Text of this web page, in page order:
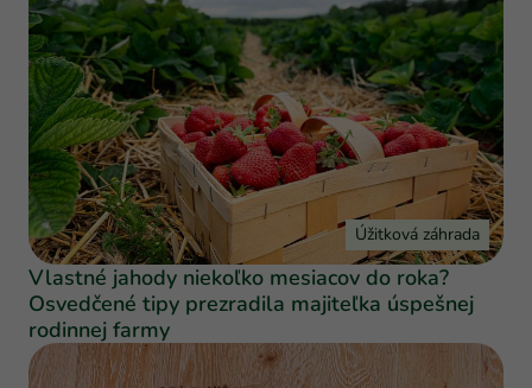
Úžitková záhrada
Vlastné jahody niekoľko mesiacov do roka?
Osvedčené tipy prezradila majiteľka úspešnej
rodinnej farmy